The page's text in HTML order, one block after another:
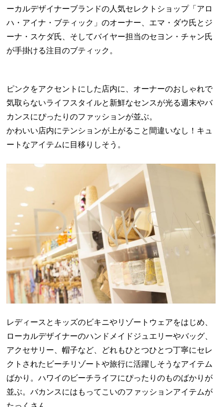
ーカルデザイナーブランドの人気セレクトショップ「アロ
ハ・アイナ・ブティック」のオーナー、エマ・ダウ氏とジ
ーナ・スケダ氏、そしてバイヤー担当のセヨン・チャン氏
が手掛ける注目のブティック。
ピンクをアクセントにした店内に、オーナーのおしゃれで
気取らないライフスタイルと新鮮なセンスが光る週末やバ
カンスにぴったりのファッションが並ぶ。
かわいい店内にテンションが上がること間違いなし！キュ
ートなアイテムに目移りしそう。
レディースとキッズのビキニやリゾートウェアをはじめ、
ローカルデザイナーのハンドメイドジュエリーやバッグ、
アクセサリー、帽子など、どれもひとつひとつ丁寧にセレ
クトされたビーチリゾートや旅行に活躍しそうなアイテム
ばかり。ハワイのビーチライフにぴったりのものばかりが
並ぶ。バカンスにはもってこいのファッションアイテムが